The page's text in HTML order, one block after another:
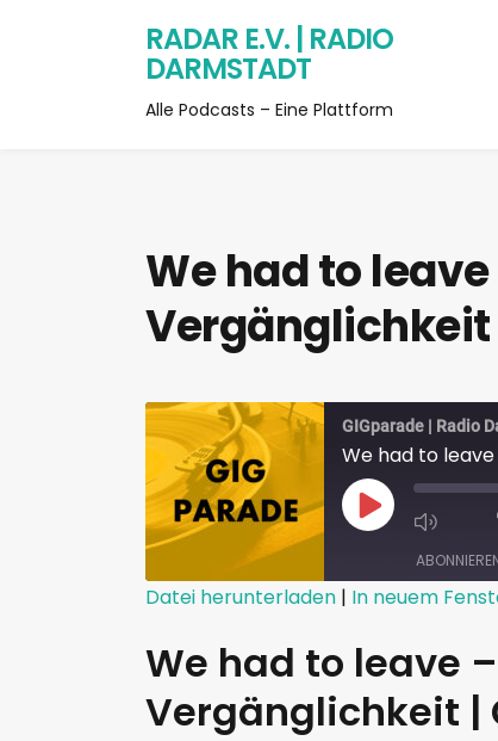
RADAR E.V. | RADIO
DARMSTADT
Alle Podcasts – Eine Plattform
We had to
Vergänglichkeit
GIGparade | Radio
We had to
RSS FEED
LINK
EMBED
Datei herunterladen | In neuem
We had to leave
Vergänglichkeit |